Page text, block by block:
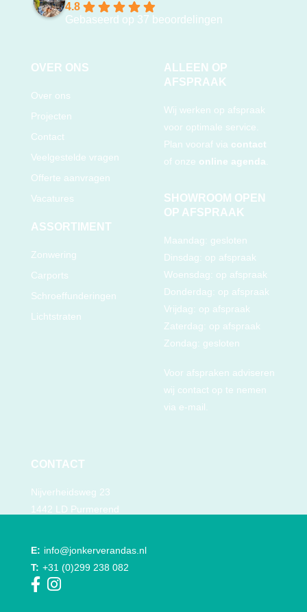
4.8
Gebaseerd op 37 beoordelingen
OVER ONS
Over ons
Projecten
Contact
Veelgestelde vragen
Offerte aanvragen
Vacatures
ASSORTIMENT
Zonwering
Carports
Schroeffunderingen
Lichtstraten
ALLEEN OP
AFSPRAAK
Wij werken op afspraak
voor optimale service.
Plan vooraf via contact
of onze online agenda
SHOWROOM OPEN
OP AFSPRAAK
Maandag: gesloten
Dinsdag: op afspraak
Woensdag: op afspraak
Donderdag: op afspraak
Vrijdag: op afspraak
Zaterdag: op afspraak
Zondag: gesloten
Voor afspraken adviseren
wij contact op te nemen
via e-mail.
CONTACT
Nijverheidsweg 23
1442 LD Purmerend
E: info@jonkerverandas.nl
T: +31 (0)299 238 082